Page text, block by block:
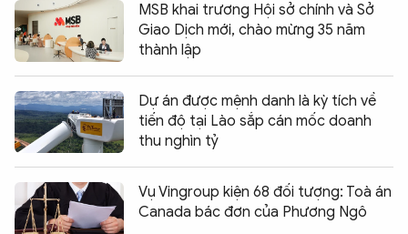
MSB khai trương Hội sở chính và Sở
Giao Dịch mới, chào mừng 35 năm
thành lập
Dự án được mệnh danh là kỳ tích về
tiến độ tại Lào sắp cán mốc doanh
thu nghìn tỷ
Vụ Vingroup kiện 68 đối tượng: Toà án
Canada bác đơn của Phương Ngô